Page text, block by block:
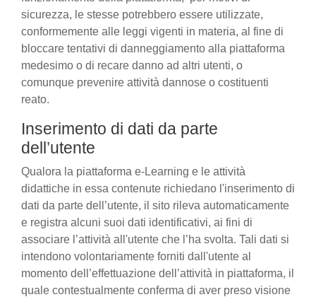
sicurezza, le stesse potrebbero essere utilizzate,
conformemente alle leggi vigenti in materia, al fine di
bloccare tentativi di danneggiamento alla piattaforma
medesimo o di recare danno ad altri utenti, o
comunque prevenire attività dannose o costituenti
reato.
Inserimento di dati da parte
dell’utente
Qualora la piattaforma e-Learning e le attività
didattiche in essa contenute richiedano l'inserimento di
dati da parte dell’utente, il sito rileva automaticamente
e registra alcuni suoi dati identificativi, ai fini di
associare l’attività all'utente che l’ha svolta. Tali dati si
intendono volontariamente forniti dall'utente al
momento dell’effettuazione dell’attività in piattaforma, il
quale contestualmente conferma di aver preso visione